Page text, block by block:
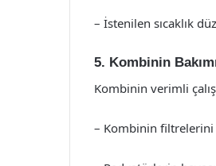
– İstenilen sıcaklık
5. Kombinin
Kombinin verimli
– Kombinin